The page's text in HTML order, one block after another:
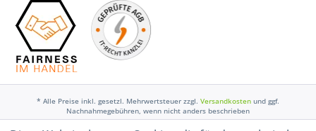
* Alle Preise inkl. gesetzl. Mehrwertsteuer zzgl. Versandkosten und ggf.
Nachnahmegebühren, wenn nicht anders beschrieben